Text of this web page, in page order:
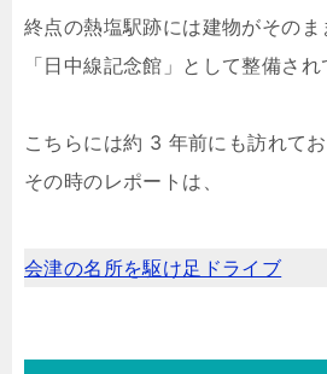
終点の熱塩駅跡には建物がそのま
「日中線記念館」として整備され
こちらには約 3 年前にも訪れてお
その時のレポートは、
会津の名所を駆け足ドライブ